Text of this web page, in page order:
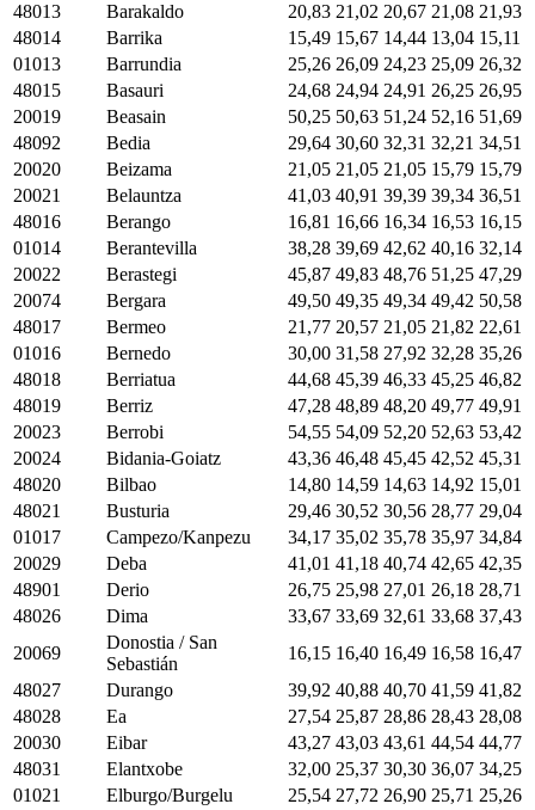
48013
Barakaldo 20,83 21,02 20,67 21,08 21,93
48014
Barrika 15,49 15,67 14,44 13,04 15,11
01013
Barrundia 25,26 26,09 24,23 25,09 26,32
48015
Basauri 24,68 24,94 24,91 26,25 26,95
20019
Beasain 50,25 50,63 51,24 52,16 51,69
48092
Bedia 29,64 30,60 32,31 32,21 34,51
20020
Beizama 21,05 21,05 21,05 15,79 15,79
20021
Belauntza 41,03 40,91 39,39 39,34 36,51
48016
Berango 16,81 16,66 16,34 16,53 16,15
01014
Berantevilla 38,28 39,69 42,62 40,16 32,14
20022
Berastegi 45,87 49,83 48,76 51,25 47,29
20074
Bergara 49,50 49,35 49,34 49,42 50,58
48017
Bermeo 21,77 20,57 21,05 21,82 22,61
01016
Bernedo 30,00 31,58 27,92 32,28 35,26
48018
Berriatua 44,68 45,39 46,33 45,25 46,82
48019
Berriz 47,28 48,89 48,20 49,77 49,91
20023
Berrobi 54,55 54,09 52,20 52,63 53,42
20024
Bidania-Goiatz 43,36 46,48 45,45 42,52 45,31
48020
Bilbao 14,80 14,59 14,63 14,92 15,01
48021
Busturia 29,46 30,52 30,56 28,77 29,04
01017
Campezo/Kanpezu 34,17 35,02 35,78 35,97 34,84
20029
Deba 41,01 41,18 40,74 42,65 42,35
48901
Derio 26,75 25,98 27,01 26,18 28,71
48026
Dima 33,67 33,69 32,61 33,68 37,43
20069
Donostia / San
Sebastián
16,15 16,40 16,49 16,58 16,47
48027
Durango 39,92 40,88 40,70 41,59 41,82
48028
Ea 27,54 25,87 28,86 28,43 28,08
20030
Eibar 43,27 43,03 43,61 44,54 44,77
48031
Elantxobe 32,00 25,37 30,30 36,07 34,25
01021
Elburgo/Burgelu 25,54 27,72 26,90 25,71 25,26